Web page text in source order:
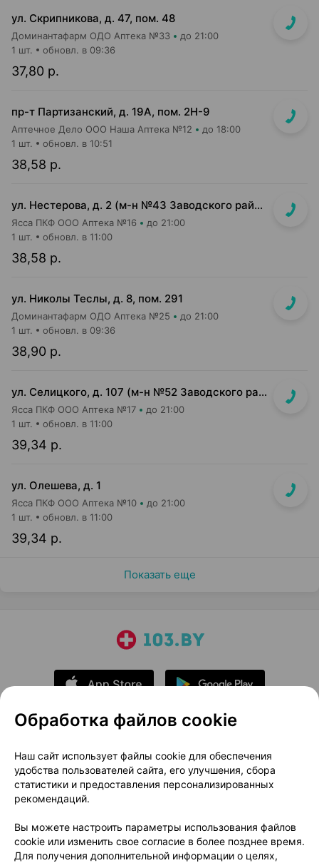
ул. Скрипникова, д. 47, пом. 48
Доминантафарм ОДО Аптека №33 до 21:00
37,80 р.
1 шт. обновл. в 09:36
пр-т Партизанский, д. 19А, пом. 2Н-9
Аптечное Дело ООО Наша Аптека №12 до 18:00
38,58 р.
1 шт. обновл. в 10:51
ул. Нестерова, д. 2 (м-н №43 Заводского райпищеторга)
Ясса ПКФ ООО Аптека №16 до 21:00
38,58 р.
1 шт. обновл. в 11:00
ул. Николы Теслы, д. 8, пом. 291
Доминантафарм ОДО Аптека №25 до 21:00
38,90 р.
1 шт. обновл. в 09:36
ул. Селицкого, д. 107 (м-н №52 Заводского райпищеторга)
Ясса ПКФ ООО Аптека №17 до 21:00
39,34 р.
1 шт. обновл. в 11:00
ул. Олешева, д. 1
Ясса ПКФ ООО Аптека №10 до 21:00
39,34 р.
1 шт. обновл. в 11:00
Показать еще
О проекте
Новости проекта
Размещение рекламы
Медицинский маркетинг
Публичный договор
Доставка
Способы оплаты
Вакансии
Партнеры
Написать руководителю 103.by
Обработка файлов cookie
Наш сайт использует файлы cookie для обеспечения
удобства пользователей сайта, его улучшения, сбора
статистики и предоставления персонализированных
рекомендаций.
Вы можете настроить параметры использования файлов
cookie или изменить свое согласие в более позднее время.
Для получения дополнительной информации о целях,